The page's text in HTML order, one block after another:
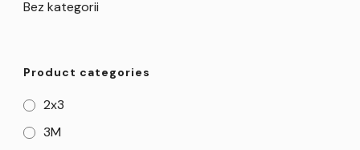
Bez kategorii
Product categories
2x3
3M